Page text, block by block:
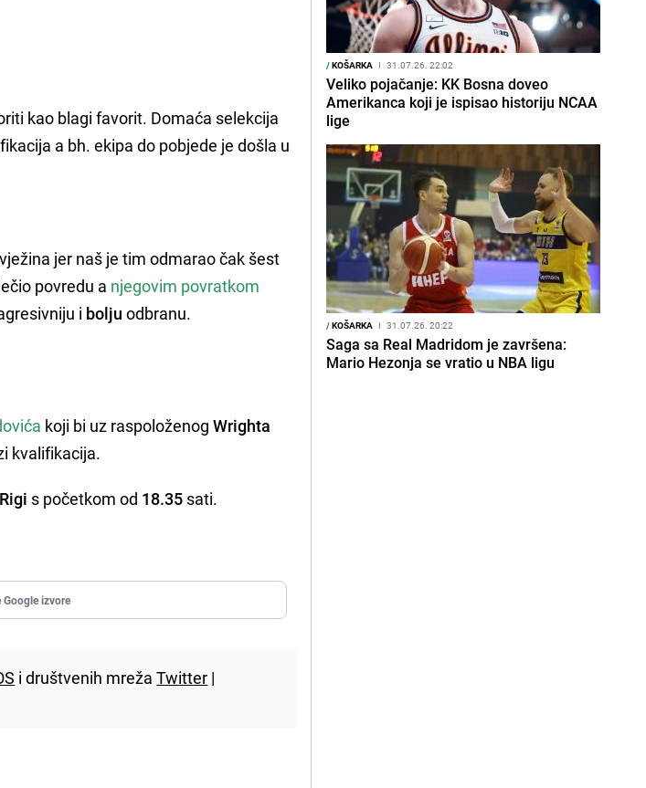
kao blagi favorit. Domaća selekcija
a bh. ekipa do pobjede je došla u
jer naš je tim odmarao čak šest
povredu a njegovim povratkom
i boljuodbranu.
koji bi uz raspoloženogWrighta
kvalifikacija.
Rigi s početkom od 18.35 sati.
Google izvore
i društvenih mrežaTwitter |
/KOŠARKA I 31.07.26. 22:02
Veliko pojačanje: KK Bosna doveo
Amerikanca koji je ispisao historiju NCAA
lige
/KOŠARKA I 31.07.26. 20:22
Saga sa Real Madridom je završena:
Mario Hezonja se vratio u NBA ligu